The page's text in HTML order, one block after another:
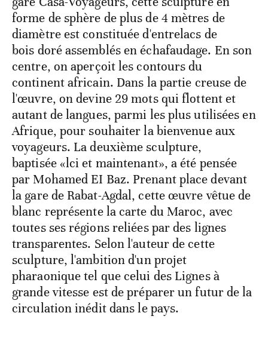
forme de sphère de plus de 4 mètres de
diamètre est constituée d'entrelacs de
bois doré assemblés en échafaudage. En son
centre, on aperçoit les contours du
continent africain. Dans la partie creuse de
l'œuvre, on devine 29 mots qui flottent et
autant de langues, parmi les plus utilisées en
Afrique, pour souhaiter la bienvenue aux
voyageurs. La deuxième sculpture,
baptisée «lci et maintenant», a été pensée
par Mohamed EI Baz. Prenant place devant
la gare de Rabat-Agdal, cette œuvre vêtue de
blanc représente la carte du Maroc, avec
toutes ses régions reliées par des lignes
transparentes. Selon l'auteur de cette
sculpture, l'ambition d'un projet
pharaonique tel que celui des Lignes à
grande vitesse est de préparer un futur de la
circulation inédit dans le pays.